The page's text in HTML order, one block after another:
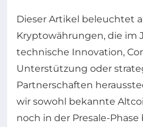
Dieser Artikel beleuchtet
Kryptowährungen, die im
technische Innovation,
Unterstützung oder
Partnerschaften
wir sowohl bekannte
noch in der Presale-